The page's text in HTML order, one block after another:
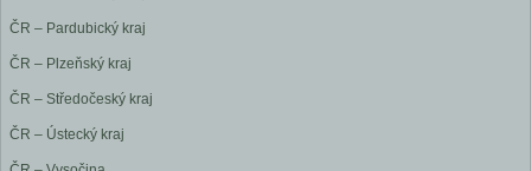
ČR – Pardubický kraj
ČR – Plzeňský kraj
ČR – Středočeský kraj
ČR – Ústecký kraj